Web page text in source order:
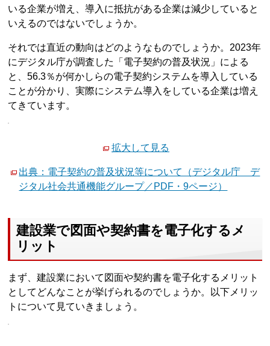
いる企業が増え、導入に抵抗がある企業は減少していると
いえるのではないでしょうか。
それでは直近の動向はどのようなものでしょうか。2023年
にデジタル庁が調査した「電子契約の普及状況」による
と、56.3％が何かしらの電子契約システムを導入している
ことが分かり、実際にシステム導入をしている企業は増え
てきています。
拡大して見る
出典：電子契約の普及状況等について（デジタル庁 デ
ジタル社会共通機能グループ／PDF・9ページ）
建設業で図面や契約書を電子化するメ
リット
まず、建設業において図面や契約書を電子化するメリット
としてどんなことが挙げられるのでしょうか。以下メリッ
トについて見ていきましょう。